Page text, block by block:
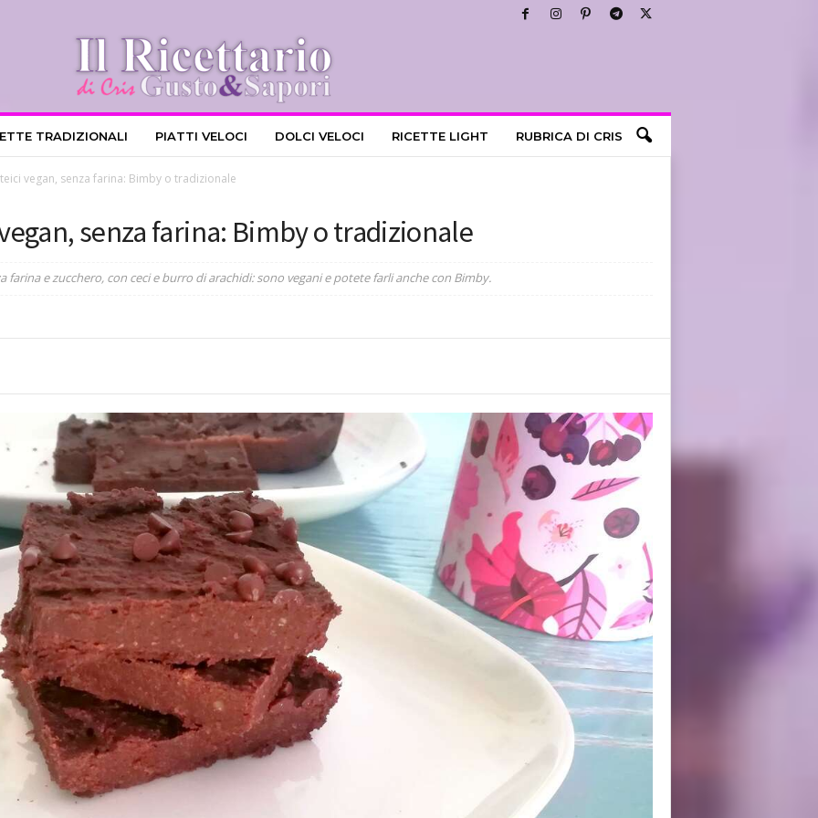
TRADIZIONALI PIATTI VELOCI DOLCI VELOCI RICETTE LIGHT RUBRICA DI CRIS
vegan, senza farina: Bimby o tradizionale
senza farina: Bimby o tradizionale
e zucchero, con ceci e burro di arachidi: sono vegani e potete farli anche con Bimby.